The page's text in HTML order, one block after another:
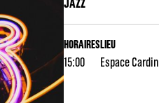
JAZZ
HORAIRES
15:00
LIEU
Espace Cardin